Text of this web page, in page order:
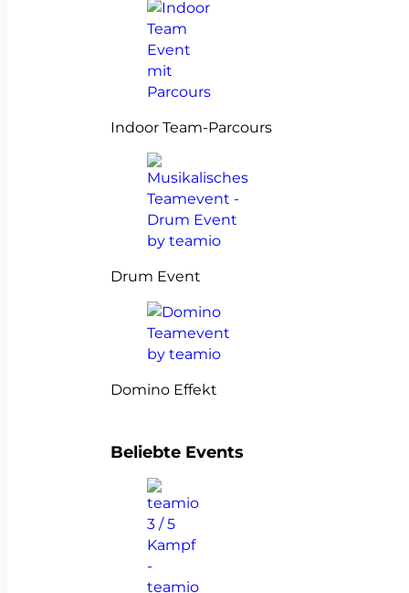
Indoor Team-Parcours
Drum Event
Domino Effekt
Beliebte Events